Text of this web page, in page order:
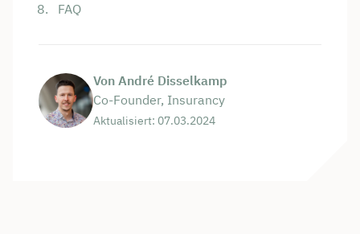
FAQ
Von André Disselkamp
Co-Founder, Insurancy
Aktualisiert: 07.03.2024